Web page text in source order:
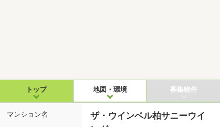
トップ 地図・環境 募集物件
マンション名
ザ・ウインベル柏サニーウイ